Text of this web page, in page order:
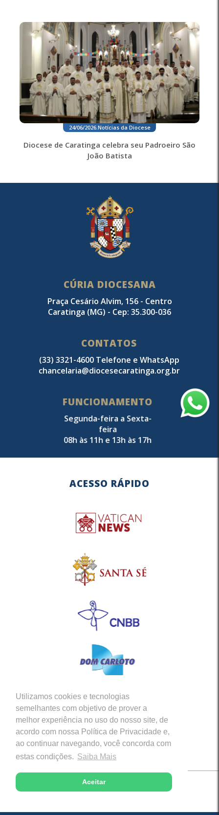
Utilizamos cookies e tecnologias
semelhantes com objetivo de prover a
melhor experiência no uso do nosso site, de
acordo com nossa Política de Privacidade e,
ao continuar navegando, você concorda com
estas condições. Saiba Mais
Aceitar
24/06/2026. Notícias da Diocese
Diocese de Caratinga celebra seu Padroeiro São
João Batista
CÚRIA DIOCESANA
Praça Cesário Alvim, 156 - Centro
Caratinga (MG) - Cep: 35.300-036
CONTATOS
(33) 3321-4600 Telefone e WhatsApp
chancelaria@diocesecaratinga.org.br
FUNCIONAMENTO
Segunda-feira a Sexta-
feira
08h às 11h e 13h às 17h
ACESSO RÁPIDO
Siga-nos em nossas Redes Sociais
Copyright © 2026 - Diocese de Caratinga (MG)